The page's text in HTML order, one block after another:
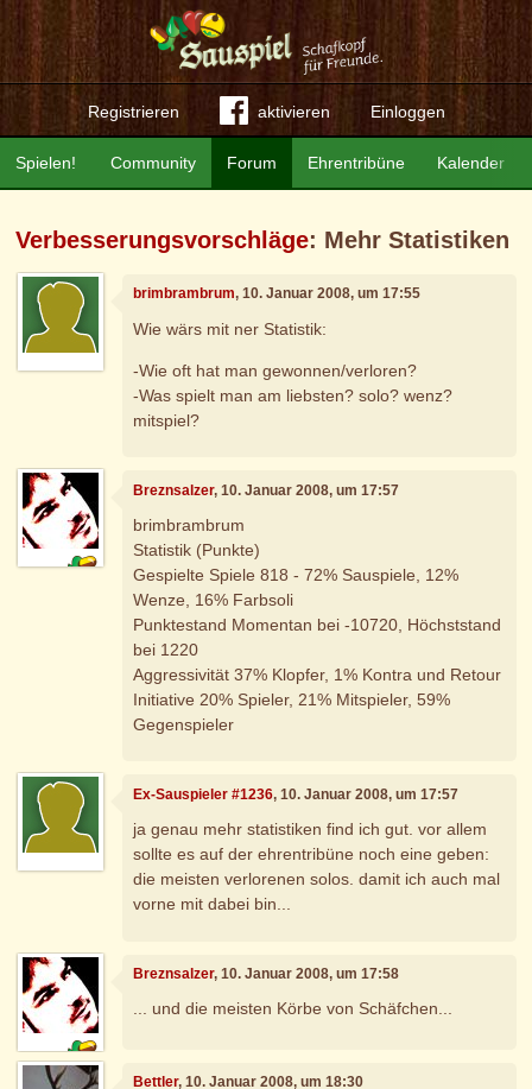
Registrieren aktivieren Einloggen
Community Forum Ehrentribüne Kalender
Spielen!
Verbesserungsvorschläge: Mehr Statistiken
brimbrambrum, 10. Januar 2008, um 17:55
Wie wärs mit ner Statistik:
-Wie oft hat man gewonnen/verloren?
-Was spielt man am liebsten? solo? wenz?
mitspiel?
Breznsalzer, 10. Januar 2008, um 17:57
brimbrambrum
Statistik (Punkte)
Gespielte Spiele 818 - 72% Sauspiele, 12%
Wenze, 16% Farbsoli
Punktestand Momentan bei -10720, Höchststand
bei 1220
Aggressivität 37% Klopfer, 1% Kontra und Retour
Initiative 20% Spieler, 21% Mitspieler, 59%
Gegenspieler
Ex-Sauspieler #1236, 10. Januar 2008, um 17:57
ja genau mehr statistiken find ich gut. vor allem
sollte es auf der ehrentribüne noch eine geben:
die meisten verlorenen solos. damit ich auch mal
vorne mit dabei bin...
Breznsalzer, 10. Januar 2008, um 17:58
... und die meisten Körbe von Schäfchen...
Bettler, 10. Januar 2008, um 18:30